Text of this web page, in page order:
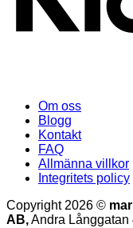
Om oss
Blogg
Kontakt
FAQ
Allmänna villkor
Integritets policy
Copyright 2026 ©
AB,Andra Långgatan